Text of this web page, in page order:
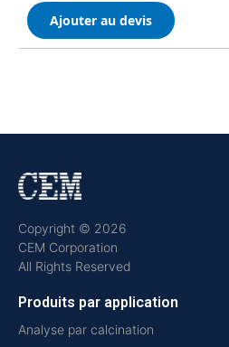
Ajouter au devis
Copyright © 2026
CEM Corporation
All Rights Reserved
Produits par application
Analyse par calcination